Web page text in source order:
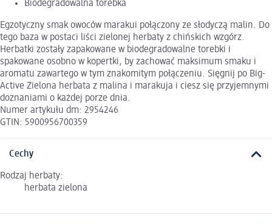
Biodegradowalna torebka
Egzotyczny smak owoców marakui połączony ze słodyczą malin. Do
tego baza w postaci liści zielonej herbaty z chińskich wzgórz.
Herbatki zostały zapakowane w biodegradowalne torebki i
spakowane osobno w kopertki, by zachować maksimum smaku i
aromatu zawartego w tym znakomitym połączeniu. Sięgnij po Big-
Active Zielona herbata z malina i marakuja i ciesz się przyjemnymi
doznaniami o każdej porze dnia.
Numer artykułu dm: 2954246
GTIN: 5900956700359
Cechy
Rodzaj herbaty:
herbata zielona